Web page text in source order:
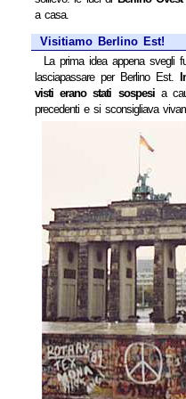
a casa.
Visitiamo Berlino Est!
La prima idea appena svegli
lasciapassare per Berlino Est.
visti erano stati sospesia
precedenti e si sconsigliava